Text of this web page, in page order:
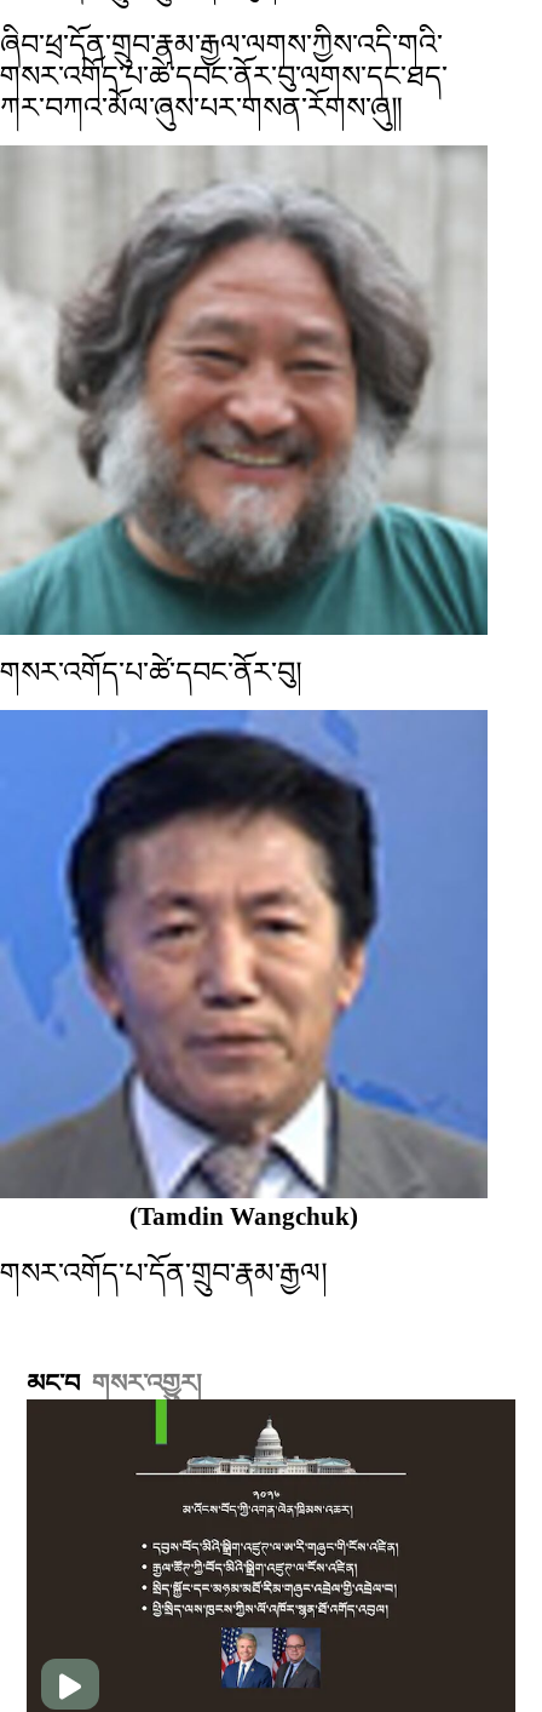
ཞིབ་ཕྲ་དོན་གྲུབ་རྣམ་རྒྱལ་ལགས་ཀྱིས་འདི་གའི་
གསར་འགོད་པ་ཚེ་དབང་ནོར་བུ་ལགས་དང་ཐད་
ཀར་བཀའ་མོལ་ཞུས་པར་གསན་རོགས་ཞུ༎
གསར་འགོད་པ་ཚེ་དབང་ནོར་བུ།
(Tamdin Wangchuk)
གསར་འགོད་པ་དོན་གྲུབ་རྣམ་རྒྱལ།
མང་བ གསར་འགྱུར།